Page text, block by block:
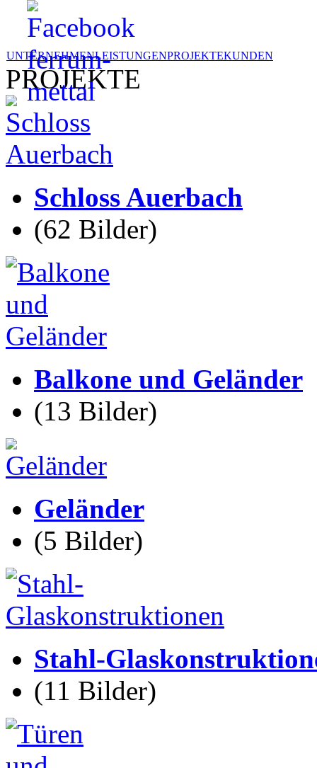
UNTERNEHMENLEISTUNGENPROJEKTEKUNDEN
PROJEKTE
Schloss Auerbach
(62 Bilder)
Balkone und Geländer
(13 Bilder)
Geländer
(5 Bilder)
Stahl-
(11 Bilder)